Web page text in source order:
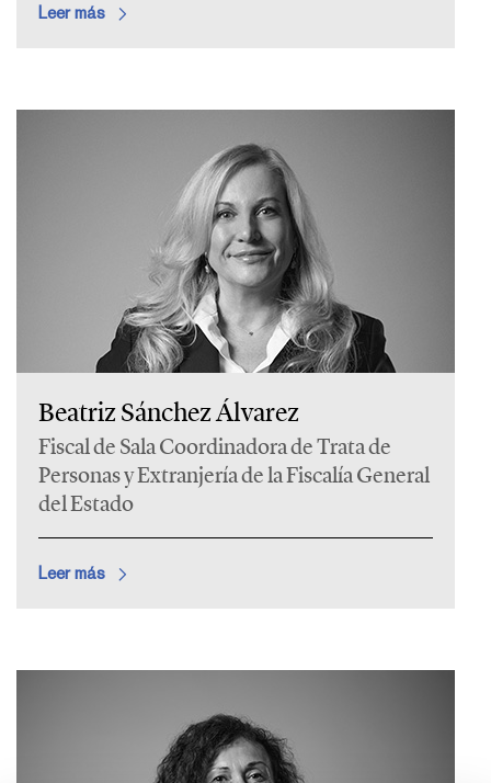
Leer más
Beatriz Sánchez Álvarez
Fiscal de Sala Coordinadora de Trata de
Personas y Extranjería de la Fiscalía General
del Estado
Leer más